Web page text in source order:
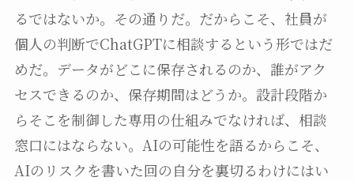
るではないか。その通りだ。だからこそ、社員が
個人の判断でChatGPTに相談するという形ではだ
めだ。データがどこに保存されるのか、誰がアク
セスできるのか、保存期間はどうか。設計段階か
らそこを制御した専用の仕組みでなければ、相談
窓口にはならない。AIの可能性を語るからこそ、
AIのリスクを書いた回の自分を裏切るわけにはい